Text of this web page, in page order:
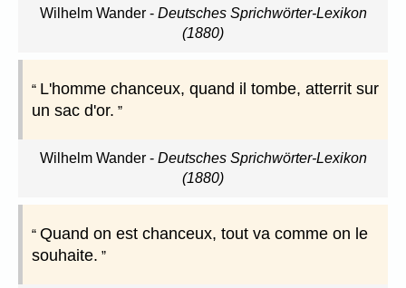
Wilhelm Wander- Deutsches Sprichwörter-Lexikon
(1880)
L'homme chanceux, quand il tombe, atterrit sur
un sac d'or.
Wilhelm Wander- Deutsches Sprichwörter-Lexikon
(1880)
Quand on est chanceux, tout va comme on le
souhaite.